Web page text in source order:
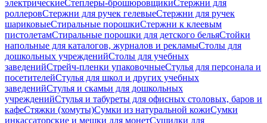
электрическиеСтеплеры-брошюровщикиСтержни для
роллеровСтержни для ручек гелевыеСтержни для ручек
шариковыеСтиральные порошкиСтержни к клеевым
пистолетамСтиральные порошки для детского бельяСтойки
напольные для каталогов, журналов и рекламыСтолы для
дошкольных учрежденийСтолы для учебных
заведенийСтрейч-пленки упаковочныеСтулья для персонала и
посетителейСтулья для школ и других учебных
заведенийСтулья и скамьи для дошкольных
учрежденийСтулья и табуреты для офисных столовых, баров и
кафеСтяжки (хомуты)Сумки из натуральной кожиСумки
инкассаторские и мешки для монетСушилки для